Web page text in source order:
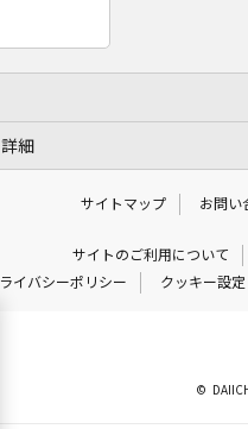
細
サイトマップ お問い
サイトのご利用について
イバシーポリシー クッキー設定
©